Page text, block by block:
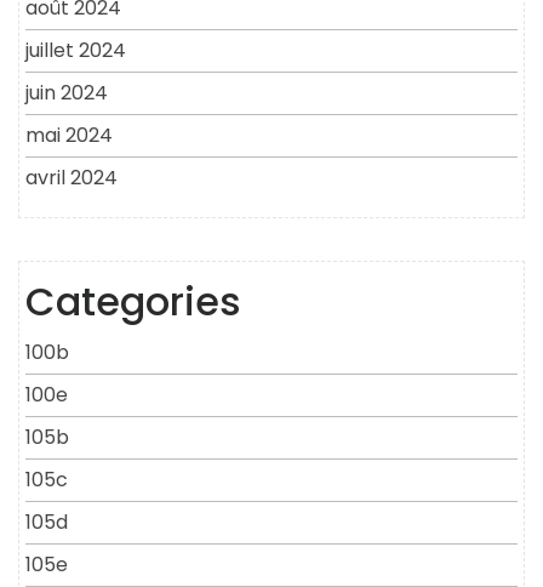
août 2024
juillet 2024
juin 2024
mai 2024
avril 2024
Categories
100b
100e
105b
105c
105d
105e